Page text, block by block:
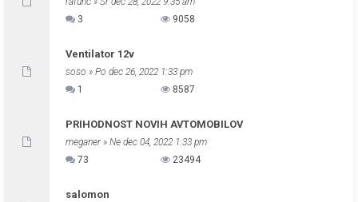
3
9058
Ventilator 12v
soso » Po dec 26, 2022 1:33 pm
1
8587
PRIHODNOST NOVIH AVTOMOBILOV
meganer» Ne dec 04, 2022 1:33 pm
73
23494
salomon